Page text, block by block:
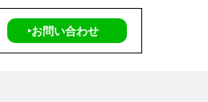
‣お問い合わせ